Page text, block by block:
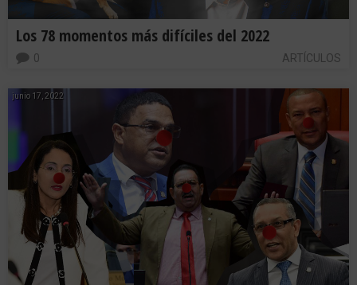
Los 78 momentos más difíciles del 2022
ARTÍCULOS
0
junio 17, 2022